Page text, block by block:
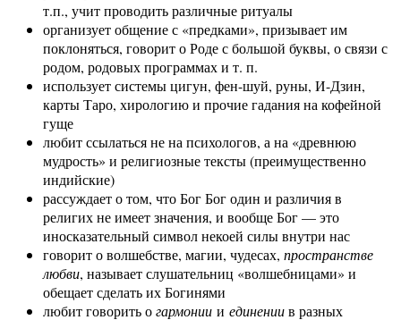
т.п., учит проводить различные ритуалы
организует общение с «предками», призывает им
поклоняться, говорит о Роде с большой буквы, о связи с
родом, родовых программах и т. п.
использует системы цигун, фен-шуй, руны, И-Дзин,
карты Таро, хирологию и прочие гадания на кофейной
гуще
любит ссылаться не на психологов, а на «древнюю
мудрость» и религиозные тексты (преимущественно
индийские)
рассуждает о том, что Бог Бог один и различия в
религих не имеет значения, и вообще Бог — это
иносказательный символ некоей силы внутри нас
говорит о волшебстве, магии, чудесах, пространстве
любви, называет слушательниц «волшебницами» и
обещает сделать их Богинями
любит говорить огармонии и единениив разных